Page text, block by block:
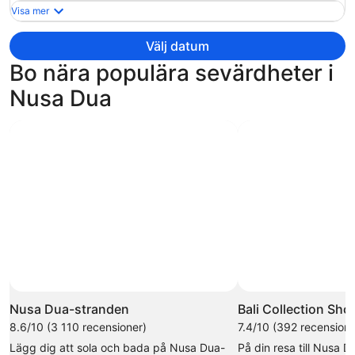
är
401 kr
Visa mer
Välj datum
Bo nära populära sevärdheter i
Nusa Dua
Nusa Dua-stranden
8.6/10 (3 110 recensioner)
Lägg dig att sola och bada på Nusa Dua-
Bali Collection
7.4/10 (392
På din resa till Nusa